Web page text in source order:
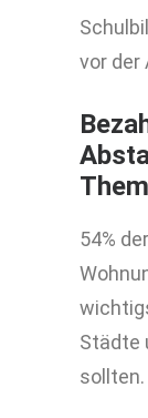
vor der
54%
Städte